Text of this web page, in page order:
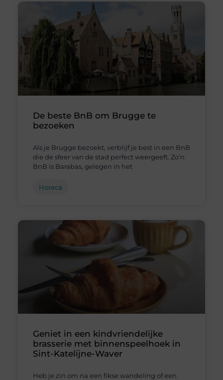
De beste BnB om Brugge te
bezoeken
Als je Brugge bezoekt, verblijf je best in een BnB
die de sfeer van de stad perfect weergeeft. Zo’n
BnB is Barabas, gelegen in het
Horeca
Geniet in een kindvriendelijke
brasserie met binnenspeelhoek in
Sint-Katelijne-Waver
Heb je zin om na een fikse wandeling of een